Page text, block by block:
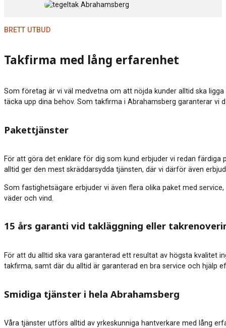
Takfirma med lång erfarenhet
Som företag är vi väl medvetna om att nöjda kunder alltid ska
täcka upp dina behov. Som takfirma i Abrahamsberg garanterar
Pakettjänster
För att göra det enklare för dig som kund erbjuder vi redan
alltid ger den mest skräddarsydda tjänsten, där vi därför även
Som fastighetsägare erbjuder vi även flera olika paket med
väder och vind.
BRETT UTBUD
15 års garanti vid takläggning eller
För att du alltid ska vara garanterad ett resultat av högsta kvalitet
takfirma, samt där du alltid är garanterad en bra service och hjälp
Smidiga tjänster i hela Abrahamsberg
Våra tjänster utförs alltid av yrkeskunniga hantverkare med lång